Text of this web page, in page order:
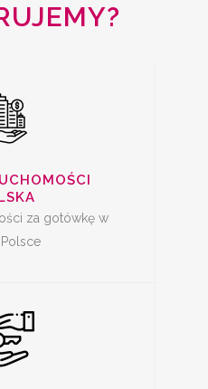
za gotówkę w
Polsce